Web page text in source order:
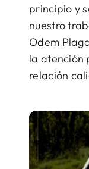
principio y
nuestro
Odem
la atención
relación